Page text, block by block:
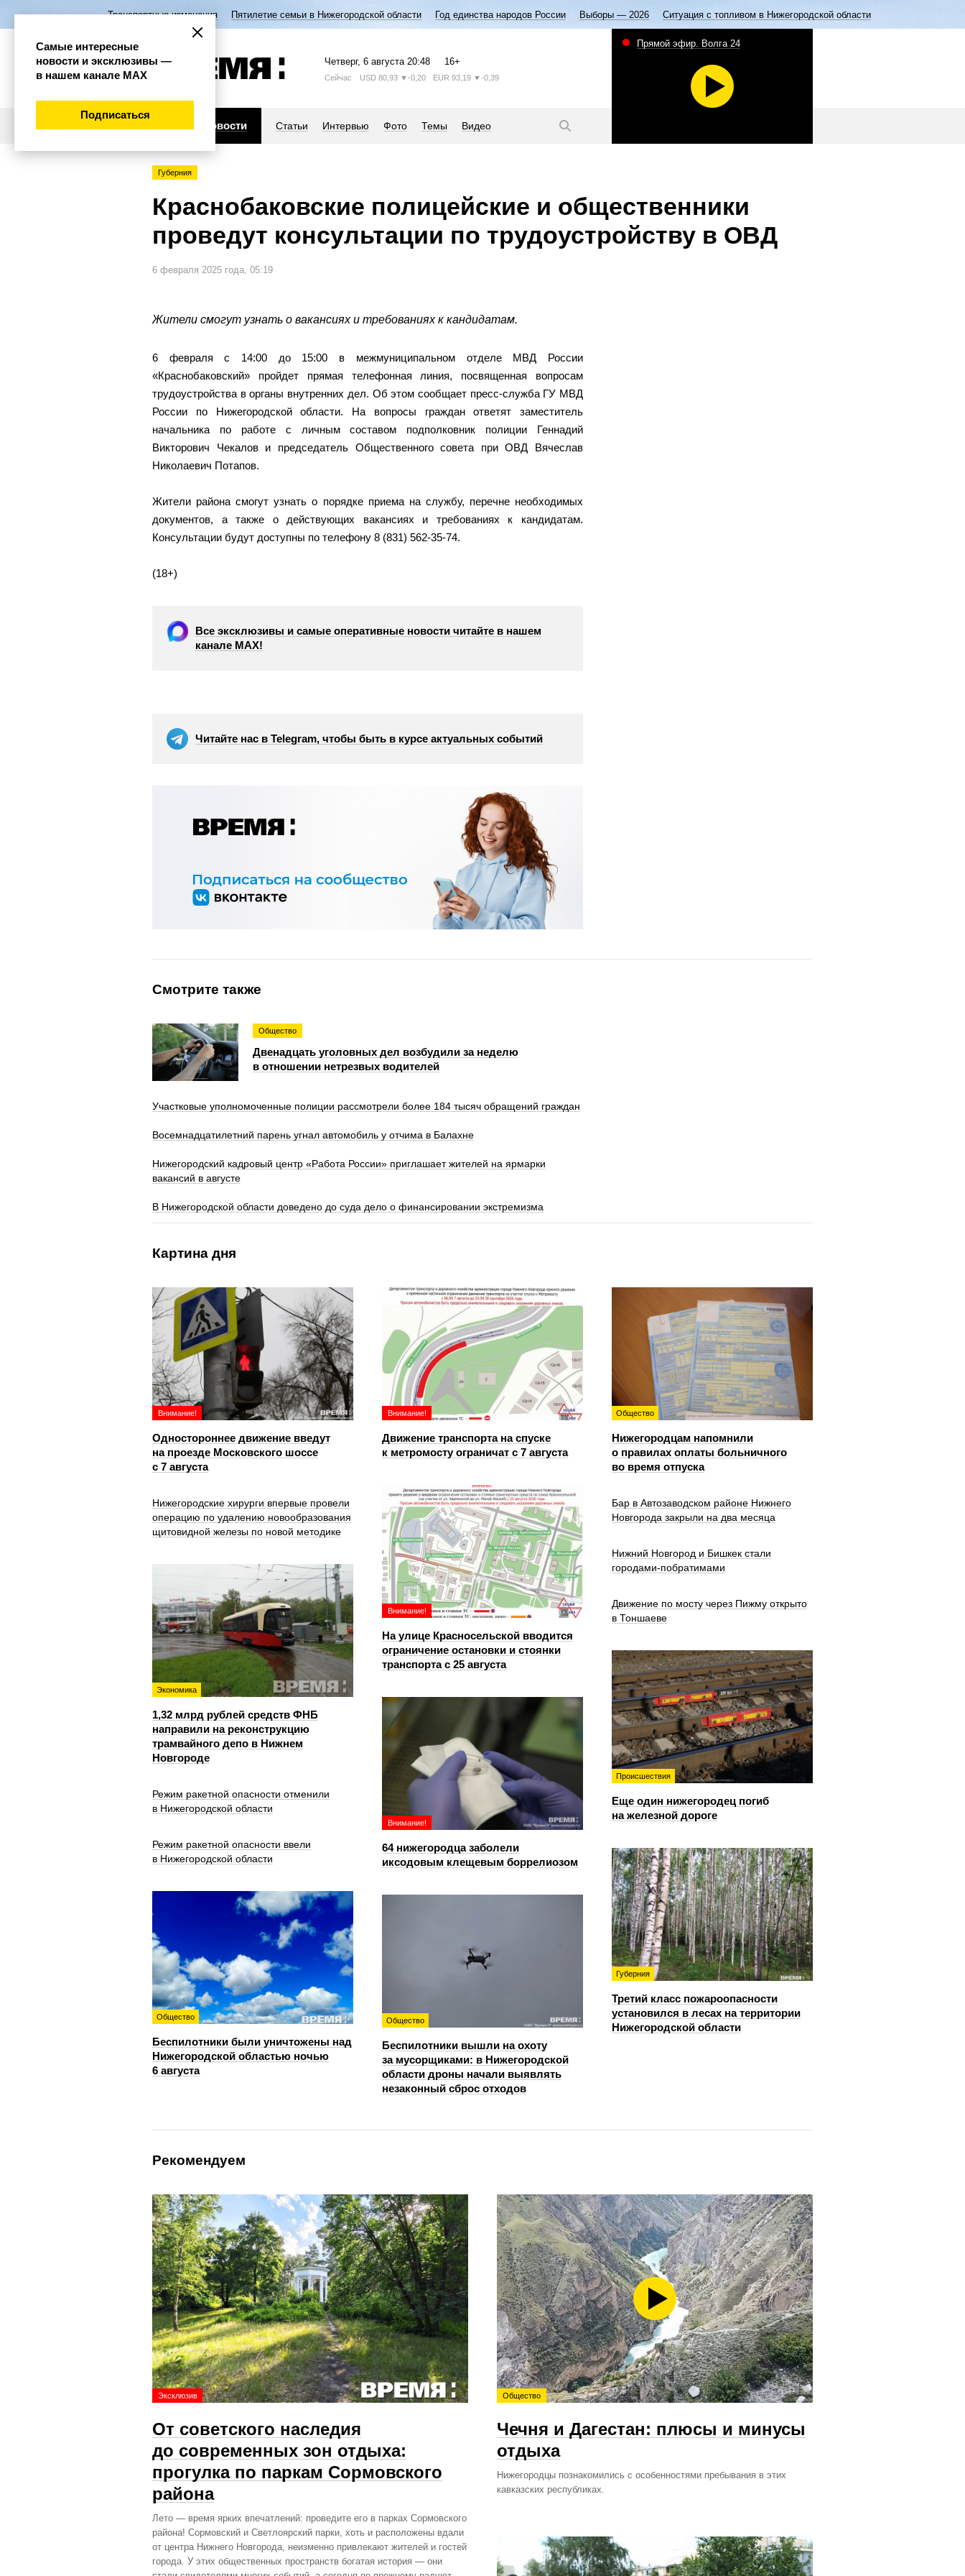
Транспортные изменения Пятилетие семьи в Нижегородской области Год единства народов России Выборы — 2026 Ситуация с топливом в Нижегородской области
Четверг, 6 августа 20:48 16+
Сейчас USD 80,93 ▼-0,20 EUR 93,19 ▼-0,39
Новости Статьи Интервью Фото Темы Видео
Прямой эфир. Волга 24
Губерния
Краснобаковские полицейские и общественники
проведут консультации по трудоустройству в ОВД
6 февраля 2025 года, 05:19
Жители смогут узнать о вакансиях и требованиях к кандидатам.
6 февраля с 14:00 до 15:00 в межмуниципальном отделе МВД России
«Краснобаковский» пройдет прямая телефонная линия, посвященная вопросам
трудоустройства в органы внутренних дел. Об этом сообщает пресс-служба ГУ МВД
России по Нижегородской области. На вопросы граждан ответят заместитель
начальника по работе с личным составом подполковник полиции Геннадий
Викторович Чекалов и председатель Общественного совета при ОВД Вячеслав
Николаевич Потапов.
Жители района смогут узнать о порядке приема на службу, перечне необходимых
документов, а также о действующих вакансиях и требованиях к кандидатам.
Консультации будут доступны по телефону 8 (831) 562-35-74.
(18+)
Все эксклюзивы и самые оперативные новости читайте в нашем
канале МАХ!
Читайте нас в Telegram, чтобы быть в курсе актуальных событий
Смотрите также
Общество
Двенадцать уголовных дел возбудили за неделю
в отношении нетрезвых водителей
Участковые уполномоченные полиции рассмотрели более 184 тысяч обращений граждан
Восемнадцатилетний парень угнал автомобиль у отчима в Балахне
Нижегородский кадровый центр «Работа России» приглашает жителей на ярмарки
вакансий в августе
В Нижегородской области доведено до суда дело о финансировании экстремизма
Картина дня
Внимание!
Одностороннее движение введут
на проезде Московского шоссе
с 7 августа
Внимание!
Движение транспорта на спуске
к метромосту ограничат с 7 августа
Общество
Нижегородцам напомнили
о правилах оплаты больничного
во время отпуска
Внимание!
На улице Красносельской вводится
ограничение остановки и стоянки
транспорта с 25 августа
Нижегородские хирурги впервые провели
операцию по удалению новообразования
щитовидной железы по новой методике
Бар в Автозаводском районе Нижнего
Новгорода закрыли на два месяца
Нижний Новгород и Бишкек стали
городами-побратимами
Экономика
1,32 млрд рублей средств ФНБ
направили на реконструкцию
трамвайного депо в Нижнем
Новгороде
Движение по мосту через Пижму открыто
в Тоншаеве
Происшествия
Еще один нижегородец погиб
на железной дороге
Внимание!
64 нижегородца заболели
иксодовым клещевым боррелиозом
Режим ракетной опасности отменили
в Нижегородской области
Режим ракетной опасности ввели
в Нижегородской области
Губерния
Третий класс пожароопасности
установился в лесах на территории
Нижегородской области
Общество
Беспилотники были уничтожены над
Нижегородской областью ночью
6 августа
Общество
Беспилотники вышли на охоту
за мусорщиками: в Нижегородской
области дроны начали выявлять
незаконный сброс отходов
Рекомендуем
Эксклюзив
От советского наследия
до современных зон отдыха:
прогулка по паркам Сормовского
района
Лето — время ярких впечатлений: проведите его в парках Сормовского
района! Сормовский и Светлоярский парки, хоть и расположены вдали
от центра Нижнего Новгорода, неизменно привлекают жителей и гостей
города. У этих общественных пространств богатая история — они
Общество
Чечня и Дагестан: плюсы и минусы
отдыха
Нижегородцы познакомились с особенностями пребывания в этих
кавказских республиках.
Самые интересные
новости и эксклюзивы —
в нашем канале МАХ
Подписаться